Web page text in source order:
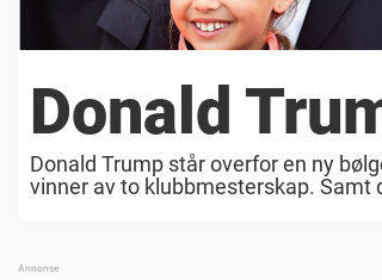
Donald
Donald Trump står overfor en ny
vinner av to klubbmesterskap. Samt